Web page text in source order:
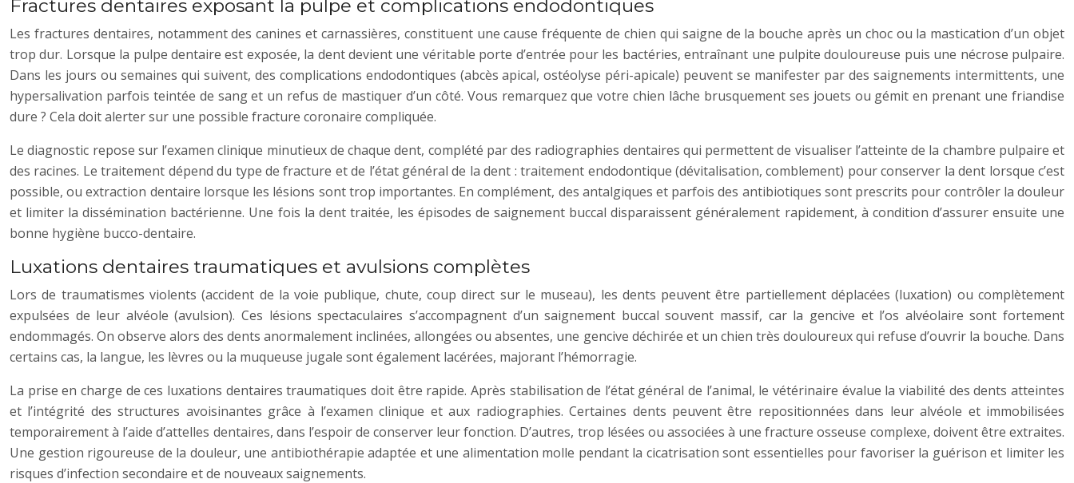
Fractures dentaires exposant la pulpe et complications endodontiques
Les fractures dentaires, notamment des canines et carnassières, constituent une cause fréquente de chien qui saigne de la bouche après un choc ou la mastication d’un objet
trop dur. Lorsque la pulpe dentaire est exposée, la dent devient une véritable porte d’entrée pour les bactéries, entraînant une pulpite douloureuse puis une nécrose pulpaire.
Dans les jours ou semaines qui suivent, des complications endodontiques (abcès apical, ostéolyse péri-apicale) peuvent se manifester par des saignements intermittents, une
hypersalivation parfois teintée de sang et un refus de mastiquer d’un côté. Vous remarquez que votre chien lâche brusquement ses jouets ou gémit en prenant une friandise
dure ? Cela doit alerter sur une possible fracture coronaire compliquée.
Le diagnostic repose sur l’examen clinique minutieux de chaque dent, complété par des radiographies dentaires qui permettent de visualiser l’atteinte de la chambre pulpaire et
des racines. Le traitement dépend du type de fracture et de l’état général de la dent : traitement endodontique (dévitalisation, comblement) pour conserver la dent lorsque c’est
possible, ou extraction dentaire lorsque les lésions sont trop importantes. En complément, des antalgiques et parfois des antibiotiques sont prescrits pour contrôler la douleur
et limiter la dissémination bactérienne. Une fois la dent traitée, les épisodes de saignement buccal disparaissent généralement rapidement, à condition d’assurer ensuite une
bonne hygiène bucco-dentaire.
Luxations dentaires traumatiques et avulsions complètes
Lors de traumatismes violents (accident de la voie publique, chute, coup direct sur le museau), les dents peuvent être partiellement déplacées (luxation) ou complètement
expulsées de leur alvéole (avulsion). Ces lésions spectaculaires s’accompagnent d’un saignement buccal souvent massif, car la gencive et l’os alvéolaire sont fortement
endommagés. On observe alors des dents anormalement inclinées, allongées ou absentes, une gencive déchirée et un chien très douloureux qui refuse d’ouvrir la bouche. Dans
certains cas, la langue, les lèvres ou la muqueuse jugale sont également lacérées, majorant l’hémorragie.
La prise en charge de ces luxations dentaires traumatiques doit être rapide. Après stabilisation de l’état général de l’animal, le vétérinaire évalue la viabilité des dents atteintes
et l’intégrité des structures avoisinantes grâce à l’examen clinique et aux radiographies. Certaines dents peuvent être repositionnées dans leur alvéole et immobilisées
temporairement à l’aide d’attelles dentaires, dans l’espoir de conserver leur fonction. D’autres, trop lésées ou associées à une fracture osseuse complexe, doivent être extraites.
Une gestion rigoureuse de la douleur, une antibiothérapie adaptée et une alimentation molle pendant la cicatrisation sont essentielles pour favoriser la guérison et limiter les
risques d’infection secondaire et de nouveaux saignements.